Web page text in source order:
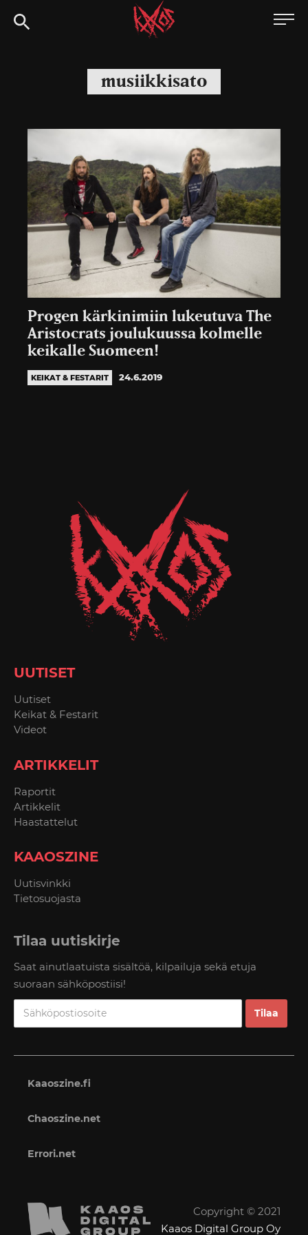
Siirry
suoraan
Kaaoszine
musiikkisato
Progen kärkinimiin lukeutuva The
Aristocrats joulukuussa kolmelle
keikalle Suomeen!
KEIKAT & FESTARIT 24.6.2019
UUTISET
Uutiset
Keikat & Festarit
Videot
ARTIKKELIT
Raportit
Artikkelit
Haastattelut
KAAOSZINE
Uutisvinkki
Tietosuojasta
Tilaa uutiskirje
Saat ainutlaatuista sisältöä, kilpailuja sekä etuja
suoraan sähköpostiisi!
Kaaoszine.fi
Chaoszine.net
Errori.net
Copyright © 2021
Kaaos Digital Group Oy